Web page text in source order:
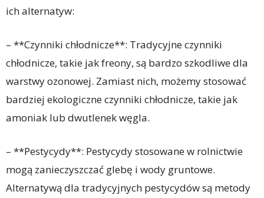
ich alternatyw:
– **Czynniki chłodnicze**: Tradycyjne czynniki
chłodnicze, takie jak freony, są bardzo szkodliwe dla
warstwy ozonowej. Zamiast nich, możemy stosować
bardziej ekologiczne czynniki chłodnicze, takie jak
amoniak lub dwutlenek węgla.
– **Pestycydy**: Pestycydy stosowane w rolnictwie
mogą zanieczyszczać glebę i wody gruntowe.
Alternatywą dla tradycyjnych pestycydów są metody